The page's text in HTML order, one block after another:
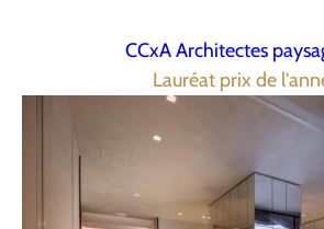
CCxA Architectes
Lauréat prix de